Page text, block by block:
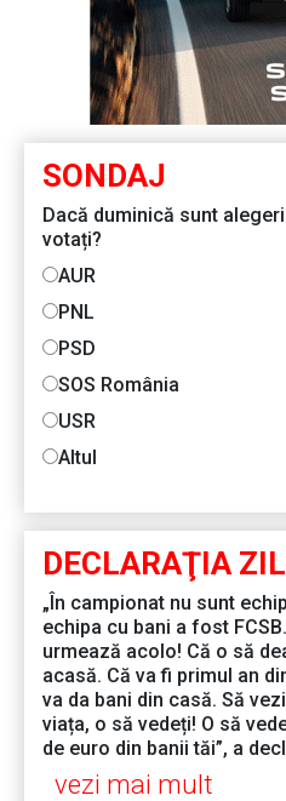
SONDAJ
Dacă duminică sunt
votați?
AUR
PNL
PSD
SOS România
USR
Altul
DECLARAŢIA
„În campionat nu sunt
echipa cu bani a fost
urmează acolo! Că o să
acasă. Că va fi primul an
va da bani din casă. Să
viața, o să vedeți! O să
de euro din banii tăi”, a
vezi mai mult